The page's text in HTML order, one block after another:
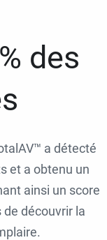
des
a détecté
et a obtenu un
ainsi un score
découvrir la